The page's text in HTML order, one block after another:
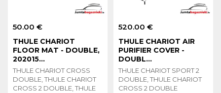
50.00 €
THULE CHARIOT
FLOOR MAT - DOUBLE,
202015...
THULE CHARIOT CROSS
DOUBLE, THULE CHARIOT
CROSS 2 DOUBLE, THULE
520.00 €
THULE CHARIOT AIR
PURIFIER COVER -
DOUBL...
THULE CHARIOT SPORT 2
DOUBLE, THULE CHARIOT
CROSS 2 DOUBLE